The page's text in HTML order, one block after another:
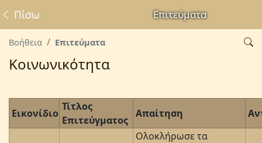
Επιτεύματα
Πίσω
Βοήθεια Επιτεύματα
Κοινωνικότητα
Εικονίδιο
Τίτλος
Επιτεύγματος
Απαίτηση
Ολοκλήρωσε τα